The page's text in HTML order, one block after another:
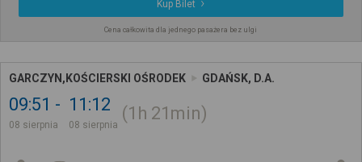
Kup Bilet
Cena całkowita dla jednego pasażera bez ulgi
GARCZYN,KOŚCIERSKI OŚRODEK GDAŃSK, D.A.
09:51
08 sierpnia
11:12
08 sierpnia
1h 21min